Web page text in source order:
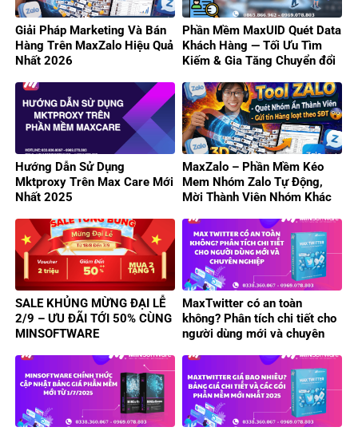
Giải Pháp Marketing Và Bán
Hàng Trên MaxZalo Hiệu Quả
Nhất 2026
Phần Mềm MaxUID Quét Data
Khách Hàng — Tối Ưu Tìm
Kiếm & Gia Tăng Chuyển đổi
Hướng Dẫn Sử Dụng
Mktproxy Trên Max Care Mới
Nhất 2025
MaxZalo – Phần Mềm Kéo
Mem Nhóm Zalo Tự Động,
Mời Thành Viên Nhóm Khác
SALE KHỦNG MỪNG ĐẠI LỄ
2/9 – ƯU ĐÃI TỚI 50% CÙNG
MINSOFTWARE
MaxTwitter có an toàn
không? Phân tích chi tiết cho
người dùng mới và chuyên